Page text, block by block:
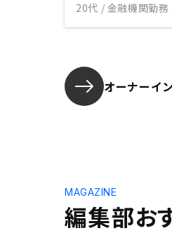
20代 / 金融機関勤務
オーナーイ
編集部お
MAGAZINE